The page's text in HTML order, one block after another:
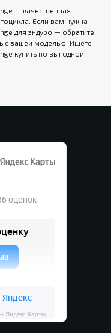
— качественная
Если вам нужна
для эндуро — обратите
с вашей моделью. Ищете
купить по выгодной
Яндекс Карты